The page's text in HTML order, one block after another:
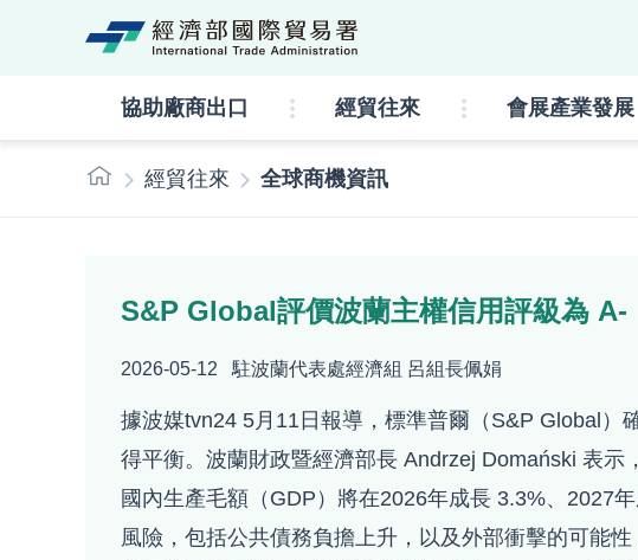
協助廠商出口 經貿往來 會展產業發展
::: 經貿往來 全球商機資訊
S&P Global評價波蘭主權信用評級為 A-
2026-05-12 駐波蘭代表處經濟組 呂組長佩娟
據波媒tvn24 5月11日報導，標準普爾（S&P Global）
得平衡。波蘭財政暨經濟部長 Andrzej Domański 表
國內生產毛額（GDP）將在2026年成長 3.3%、2027
風險，包括公共債務負擔上升，以及外部衝擊的可能